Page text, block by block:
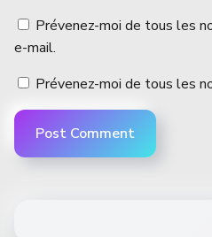
Prévenez-moi de tous les
e-mail.
Prévenez-moi de tous les